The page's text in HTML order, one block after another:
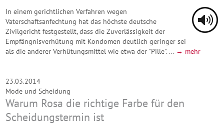
In einem gerichtlichen Verfahren wegen
Vaterschaftsanfechtung hat das höchste deutsche
Zivilgericht festgestellt, dass die Zuverlässigkeit der
Empfängnisverhütung mit Kondomen deutlich geringer sei
als die anderer Verhütungsmittel wie etwa der "Pille". ... → mehr
23.03.2014
Mode und Scheidung
Warum Rosa die richtige Farbe für den
Scheidungstermin ist